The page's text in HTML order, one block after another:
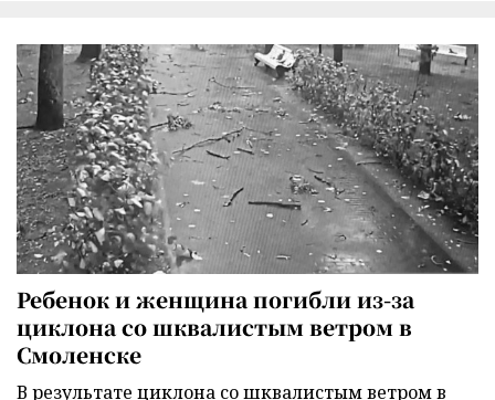
Ребенок и женщина погибли из-за
циклона со шквалистым ветром в
Смоленске
В результате циклона со шквалистым ветром в